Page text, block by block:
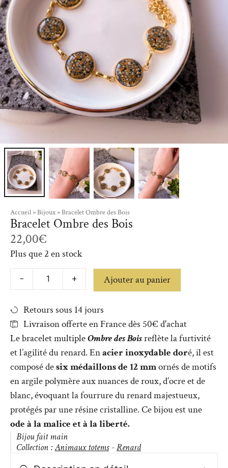
Accueil»Bijoux»Bracelet Ombre des Bois
Bracelet Ombre des Bois
22,00€
Plus que 2 en stock
− + Ajouter au panier
Retours sous 14 jours
Livraison offerte en France dès 50€ d'achat
Le bracelet multipleOmbre des Boisreflète la furtivité
et l’agilité du renard. Enacier inoxydable doré, il est
composé desix médaillons de 12 mmornés de motifs
en argile polymère aux nuances de roux, d’ocre et de
blanc, évoquant la fourrure du renard majestueux,
protégés par une résine cristalline. Ce bijou est une
ode à la malice et à la liberté.
Bijou fait main
Collection :Animaux totems -Renard